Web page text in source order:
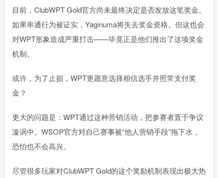
目前，ClubWPT Gold官方尚未最终决定是否发放这笔奖金。
如果串通行为被证实，Yaginuma将失去奖金资格。但这也会
对WPT形象造成严重打击——毕竟正是他们推出了这项奖金
机制。
或许，为了止损，WPT更愿意选择相信选手并照常支付奖
金？
更大的问题是：WPT通过这种营销活动，把参赛者置于争议
漩涡中。WSOP官方对自己赛事被“他人营销手段”拖下水，
恐怕也不会高兴。
尽管很多玩家对ClubWPT Gold的这个奖励机制表现出极大热